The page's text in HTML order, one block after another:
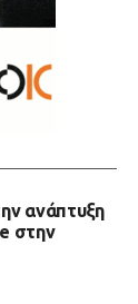
ανάπτυξη
στην